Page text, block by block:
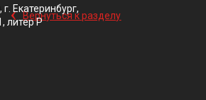
‹ Вернуться к разделу
Екатеринбург,
литер Р